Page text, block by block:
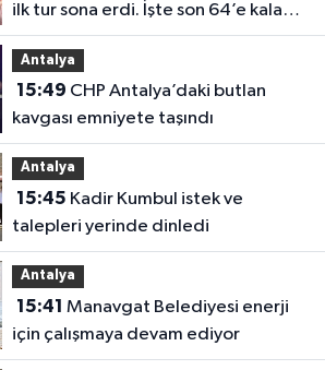
ilk tur sona erdi. İşte son 64’e kalan
başpehlivanlar
Antalya
15:49
kavgası emniyete taşındı
Antalya
15:45
talepleri yerinde dinledi
Antalya
15:41
için çalışmaya devam ediyor